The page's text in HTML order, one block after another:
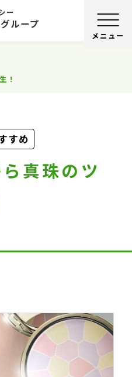
ー
ループ
！
すめ
真珠のツ